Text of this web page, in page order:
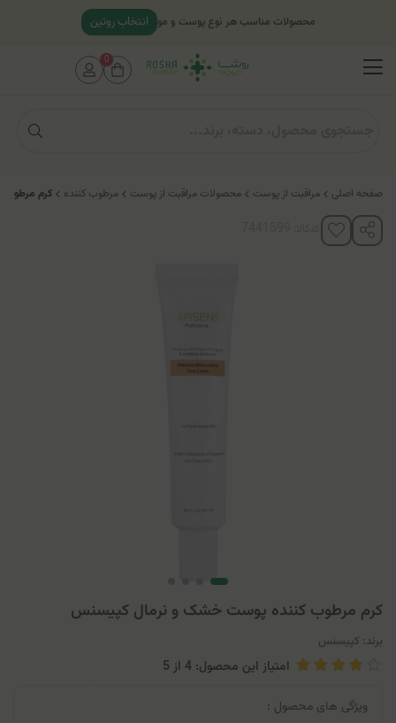
صفحه اصلی مراقبت از پوست محصولات مراقبت از پوست مرطوب کننده کرم
کرم مرطوب کننده پوست خشک و نرمال کپیسنس
برند: کپیسنس
امتیاز این محصول: 4 از 5
ویژگی های محصول :
محصولات مناسب هر نوع پوست و مو انتخاب روتین
0